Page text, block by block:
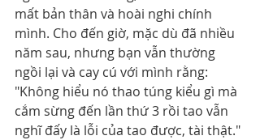
mất bản thân và hoài nghi chính
mình. Cho đến giờ, mặc dù đã nhiều
năm sau, nhưng bạn vẫn thường
ngồi lại và cay cú với mình rằng:
"Không hiểu nó thao túng kiểu gì mà
cắm sừng đến lần thứ 3 rồi tao vẫn
nghĩ đấy là lỗi của tao được, tài thật."